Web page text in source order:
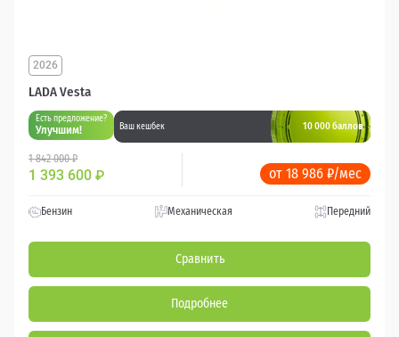
LADA Vesta
2026
Есть предложение?
Улучшим! Ваш кешбек 10 000 баллов
1 842 000 ₽
1 393 600 ₽ от 18 986 ₽/мес
Бензин Механическая Передний
Сравнить
Подробнее